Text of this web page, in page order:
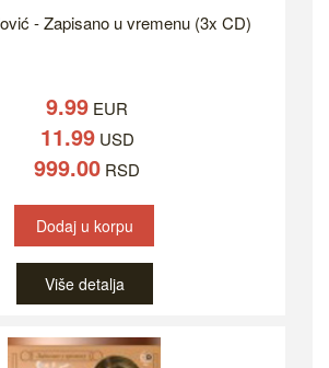
- Zapisano u vremenu (3x CD)
9.99 EUR
11.99USD
999.00 RSD
Dodaj u korpu
Više detalja